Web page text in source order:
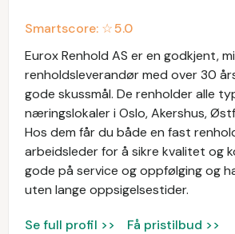
Smartscore: ☆5.0
Eurox Renhold AS er en godkjent,
renholdsleverandør med over 30
gode skussmål. De renholder alle
næringslokaler i Oslo, Akershus,
Hos dem får du både en fast
arbeidsleder for å sikre kvalitet og
gode på service og oppfølging og
uten lange oppsigelsestider.
Se full profil >> Få pristilbud >>